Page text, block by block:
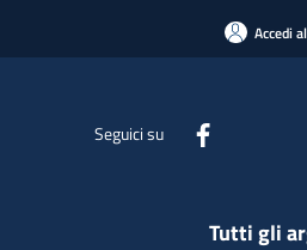
Accedi
Seguici su
Tutti gli